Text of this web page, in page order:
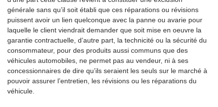
générale sans qu’il soit établi que ces réparations ou révisions
puissent avoir un lien quelconque avec la panne ou avarie pour
laquelle le client viendrait demander que soit mise en oeuvre la
garantie contractuelle, d’autre part, la technicité ou la sécurité du
consommateur, pour des produits aussi communs que des
véhicules automobiles, ne permet pas au vendeur, ni à ses
concessionnaires de dire qu’ils seraient les seuls sur le marché à
pouvoir assurer l’entretien, les révisions ou les réparations du
véhicule.